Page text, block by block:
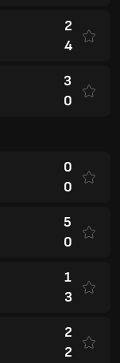
2
4
3
0
0
0
5
0
1
3
2
2